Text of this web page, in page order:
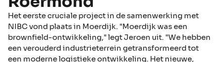
Het eerste cruciale project in de samenwerking met
NIBC vond plaats in Moerdijk. "Moerdijk was een
brownfield-ontwikkeling," legt Jeroen uit. "We hebben
een verouderd industrieterrein getransformeerd tot
een moderne logistieke ontwikkeling. Het nieuwe,